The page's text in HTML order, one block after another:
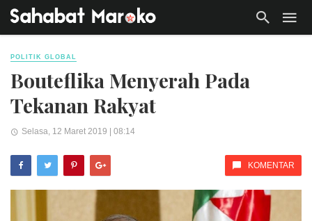
POLITIK GLOBAL
Bouteflika Menyerah Pada
Tekanan Rakyat
Selasa, 12 Maret 2019 | 08:14
KOMENTAR